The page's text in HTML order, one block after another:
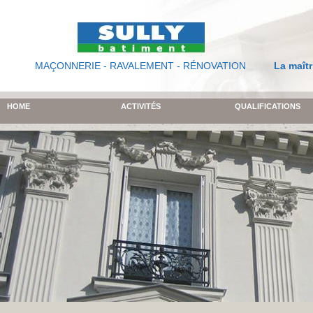
MAÇONNERIE - RAVALEMENT - RÉNOVATION La
HOME ACTIVITÉS QUALIFICATIONS